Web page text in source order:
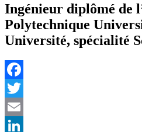
Ingénieur diplômé de
Polytechnique
Université, spécialité
Facebook
Twitter
Email